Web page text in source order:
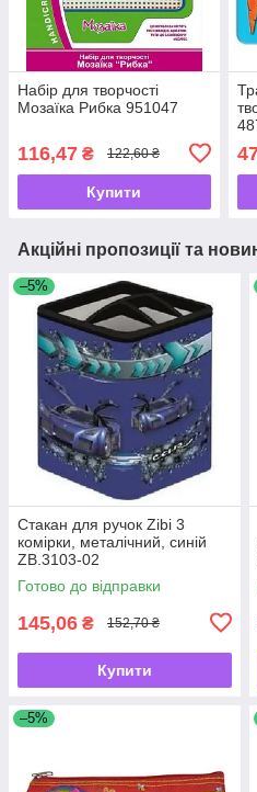
Набір для творчості
Мозаїка Рибка 951047
116,47 ₴ 122,60 ₴
Купити
Акційні пропозиції та
–5%
Стакан для ручок Zibi 3
комірки, металічний, синій
ZB.3103-02
Готово до відправки
145,06 ₴ 152,70 ₴
Купити
–5%